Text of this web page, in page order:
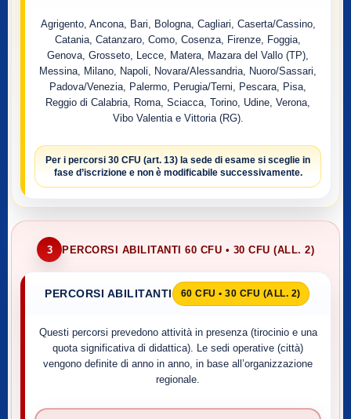
Agrigento, Ancona, Bari, Bologna, Cagliari, Caserta/Cassino,
Catania, Catanzaro, Como, Cosenza, Firenze, Foggia,
Genova, Grosseto, Lecce, Matera, Mazara del Vallo (TP),
Messina, Milano, Napoli, Novara/Alessandria, Nuoro/Sassari,
Padova/Venezia, Palermo, Perugia/Terni, Pescara, Pisa,
Reggio di Calabria, Roma, Sciacca, Torino, Udine, Verona,
Vibo Valentia e Vittoria (RG).
Per i percorsi 30 CFU (art. 13) la sede di esame si sceglie in
fase d’iscrizionee non è modificabile successivamente.
3 PERCORSI ABILITANTI 60 CFU • 30 CFU (ALL. 2)
PERCORSI ABILITANTI 60 CFU • 30 CFU (ALL. 2)
Questi percorsi prevedono attività in presenza (tirocinio e una
quota significativa di didattica). Le sedi operative (città)
vengono definite di anno in anno, in base all’organizzazione
regionale.